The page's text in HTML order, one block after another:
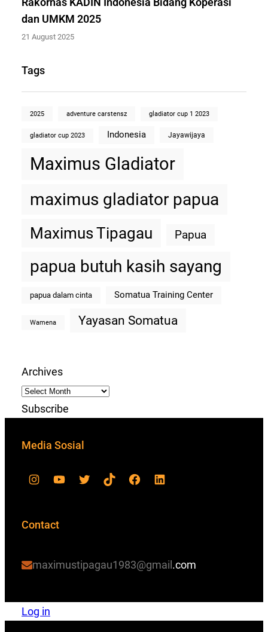
dan UMKM 2025
21 August 2025
Tags
2025 adventure carstensz gladiator cup 1 2023
gladiator cup 2023 Indonesia Jayawijaya
Maximus Gladiator
maximus gladiator papua
Maximus Tipagau Papua
papua butuh kasih sayang
papua dalam cinta Somatua Training Center
Wamena Yayasan Somatua
Archives
Subscribe
Media Sosial
Contact
maximustipagau1983@gmail.com
Log in